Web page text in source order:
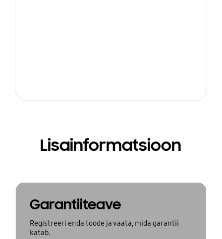
Lisainformatsioon
Garantiiteave
Registreeri enda toode ja vaata, mida garantii
katab.